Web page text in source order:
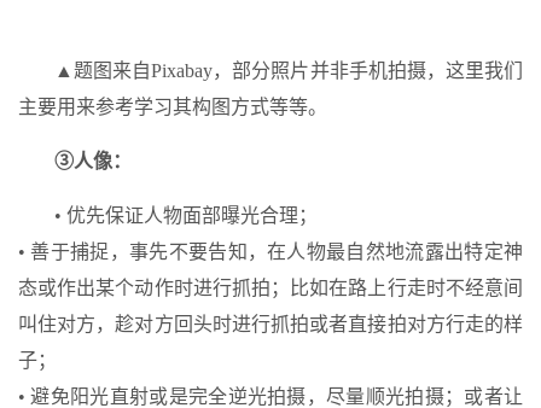
▲题图来自Pixabay，部分照片并非手机拍摄，这里我们
主要用来参考学习其构图方式等等。
③人像：
• 优先保证人物面部曝光合理；
• 善于捕捉，事先不要告知，在人物最自然地流露出特定神
态或作出某个动作时进行抓拍；比如在路上行走时不经意间
叫住对方，趁对方回头时进行抓拍或者直接拍对方行走的样
子；
• 避免阳光直射或是完全逆光拍摄，尽量顺光拍摄；或者让